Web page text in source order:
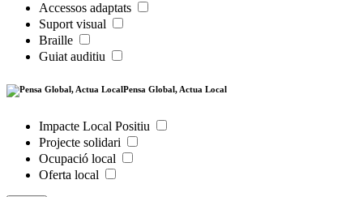
Accessos adaptats
Suport visual
Braille
Guiat auditiu
Pensa Global, Actua Local
Impacte Local Positiu
Projecte solidari
Ocupació local
Oferta local